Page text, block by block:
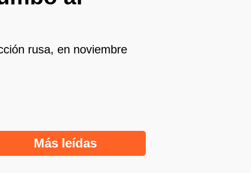
rusa, en noviembre
Más leídas